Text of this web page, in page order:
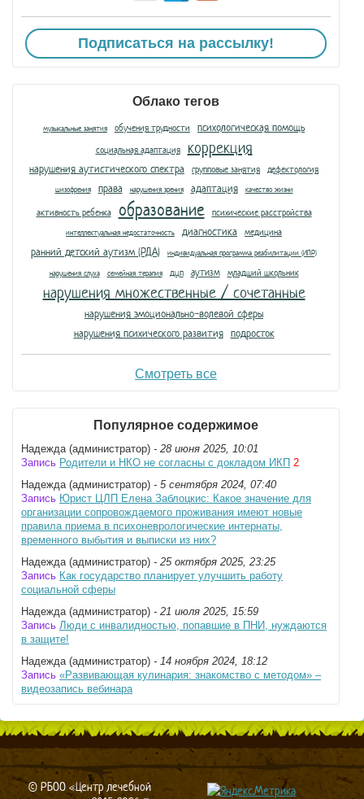
Подписаться на рассылку!
Облако тегов
музыкальные занятия обучения трудности психологическая помощь
социальная адаптация коррекция
нарушения аутистического спектра групповые занятия дефектология
шизофрения права нарушения зрения адаптация качество жизни
активность ребенка образование психические расстройства
интеллектуальная недостаточность диагностика медицина
ранний детский аутизм (РДА)
индивидуальная программа реабилитации (ИПР)
нарушения слуха
семейная терапия дцп аутизм младший школьник
нарушения множественные / сочетанные
нарушения эмоционально-волевой сферы
нарушения психического развития подросток
Смотреть все
Популярное содержимое
Надежда (администратор) - 28 июня 2025, 10:01
Запись Родители и НКО не согласны с докладом ИКП 2
Надежда (администратор) - 5 сентября 2024, 07:40
Запись Юрист ЦЛП Елена Заблоцкис: Какое значение для
организации сопровождаемого проживания имеют новые
правила приема в психоневрологические интернаты,
временного выбытия и выписки из них?
Надежда (администратор) - 25 октября 2025, 23:25
Запись Как государство планирует улучшить работу
социальной сферы
Надежда (администратор) - 21 июля 2025, 15:59
Запись Люди с инвалидностью, попавшие в ПНИ, нуждаются
в защите!
Надежда (администратор) - 14 ноября 2024, 18:12
Запись «Развивающая кулинария: знакомство с методом» –
видеозапись вебинара
© РБОО «Центр лечебной